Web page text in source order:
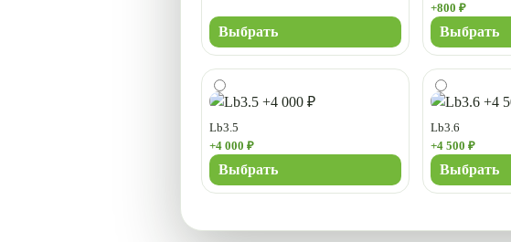
Выбрать
+800 ₽
Выбрать
Lb3.5
+4 000 ₽
Выбрать
Lb3.6
+4 500 ₽
Выбрать